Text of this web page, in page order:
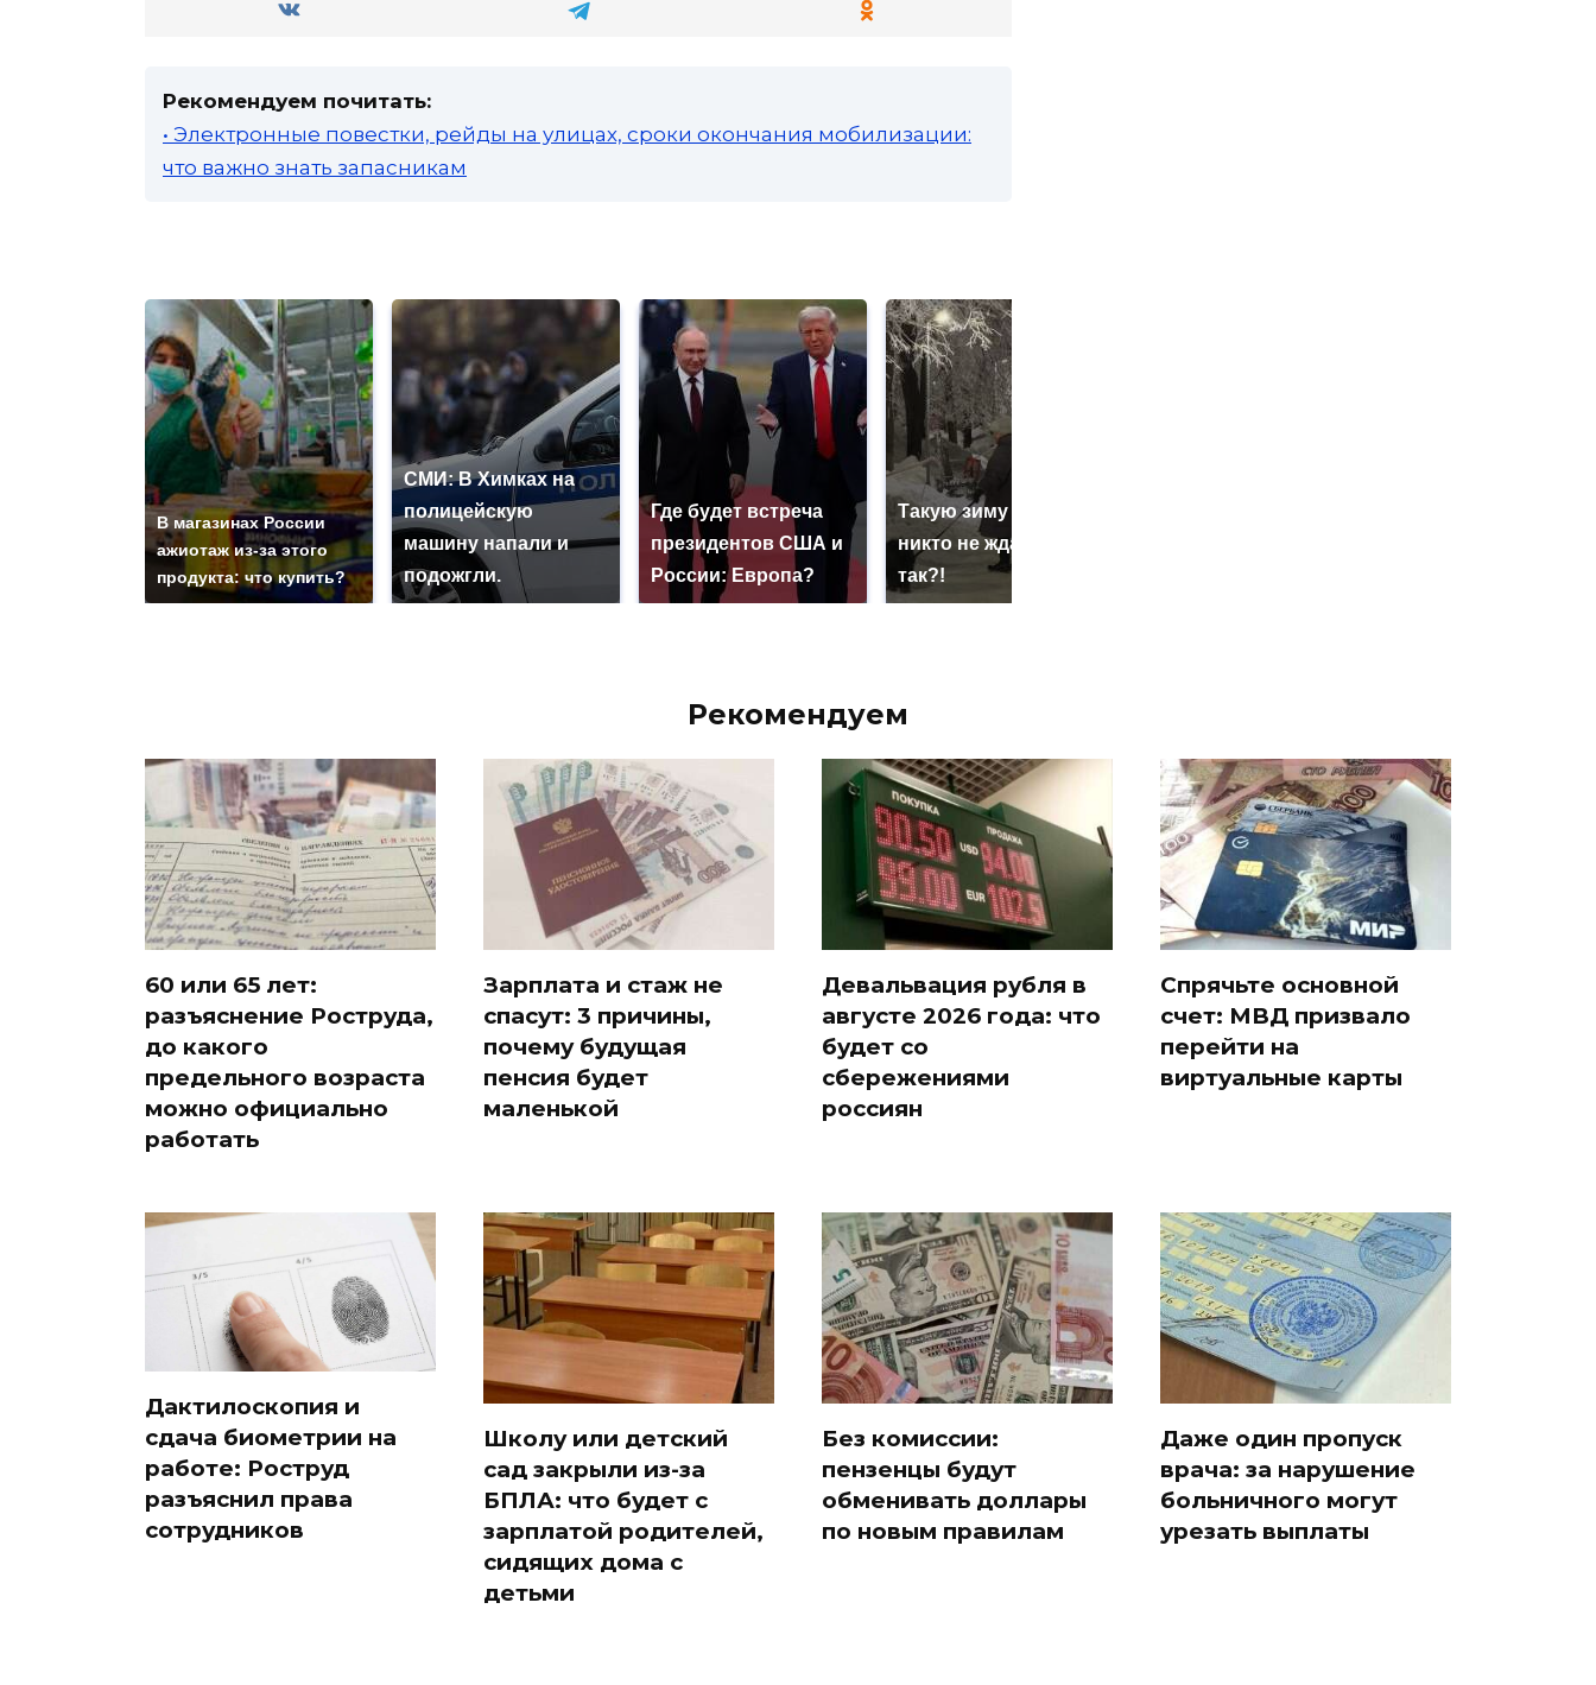
Рекомендуем почитать:
• Электронные повестки, рейды на улицах, сроки окончания мобилизации:
что важно знать запасникам
В магазинах России
ажиотаж из-за этого
продукта: что купить?
СМИ: В Химках на
полицейскую
машину напали и
подожгли.
Где будет встреча
президентов США и
России: Европа?
Такую зиму в России
никто не ждал: как
так?!
Рекомендуем
60 или 65 лет:
разъяснение Роструда,
до какого
предельного возраста
можно официально
работать
Зарплата и стаж не
спасут: 3 причины,
почему будущая
пенсия будет
маленькой
Девальвация рубля в
августе 2026 года: что
будет со
сбережениями
россиян
Спрячьте основной
счет: МВД призвало
перейти на
виртуальные карты
Дактилоскопия и
сдача биометрии на
работе: Роструд
разъяснил права
сотрудников
Школу или детский
сад закрыли из-за
БПЛА: что будет с
зарплатой родителей,
сидящих дома с
детьми
Без комиссии:
пензенцы будут
обменивать доллары
по новым правилам
Даже один пропуск
врача: за нарушение
больничного могут
урезать выплаты